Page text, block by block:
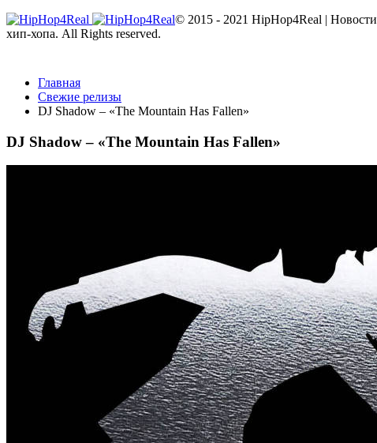
Главная
Свежие релизы
DJ Shadow – «The Mountain Has Fallen»
DJ Shadow – «The Mountain Has Fallen»
© 2015 - 2021 HipHop4Real | Новости
хип-хопа. All Rights reserved.